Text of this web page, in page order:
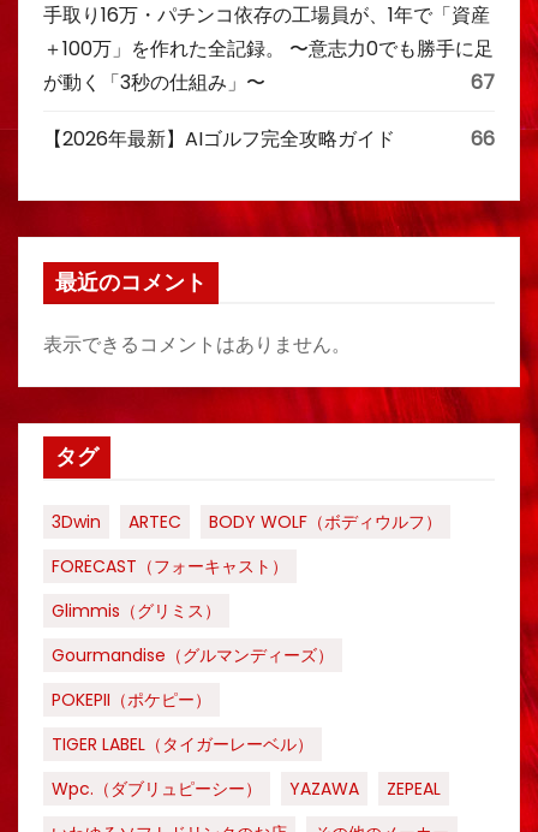
手取り16万・パチンコ依存の工場員が、1年で「資産
＋100万」を作れた全記録。 〜意志力0でも勝手に足
が動く「3秒の仕組み」〜
67
【2026年最新】AIゴルフ完全攻略ガイド 66
最近のコメント
表示できるコメントはありません。
タグ
3Dwin ARTEC
BODY WOLF（ボディウルフ）
FORECAST（フォーキャスト）
Glimmis（グリミス）
Gourmandise（グルマンディーズ）
POKEPII（ポケピー）
TIGER LABEL（タイガーレーベル）
Wpc.（ダブリュピーシー）
YAZAWA
ZEPEAL